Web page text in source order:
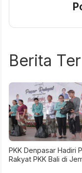
Berita
PKK Denpasar Hadiri
Rakyat PKK Bali di